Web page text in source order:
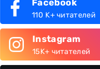
Facebook
110 K+ читателей
Instagram
15K+ читателей